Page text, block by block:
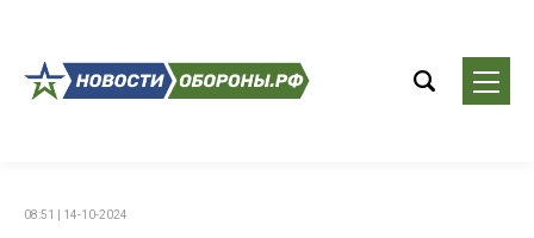
08:51 | 14-10-2024